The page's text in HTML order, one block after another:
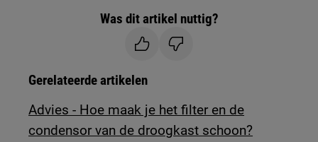
Was dit artikel nuttig?
Gerelateerde artikelen
Advies - Hoe maak je het filter en de
condensor van de droogkast schoon?